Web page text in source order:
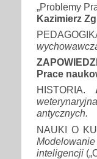
„Problemy
Kazimierz
Prace
HISTORIA.
antycznych.
NAUKI O
inteligencji